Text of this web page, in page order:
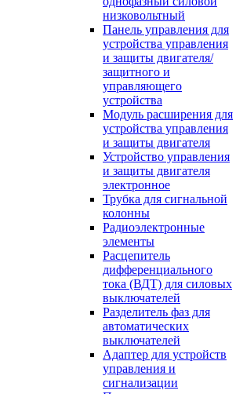
низковольтный
Панель управления для
устройства управления
и защиты двигателя/
защитного и
управляющего
устройства
Модуль расширения для
устройства управления
и защиты двигателя
Устройство управления
и защиты двигателя
электронное
Трубка для сигнальной
колонны
Радиоэлектронные
элементы
Расцепитель
дифференциального
тока (ВДТ) для силовых
выключателей
Разделитель фаз для
автоматических
выключателей
Адаптер для устройств
управления и
сигнализации